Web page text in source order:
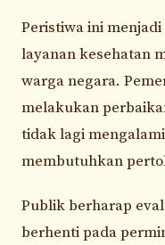
Peristiwa ini
layanan kesehatan
warga negara.
melakukan
tidak lagi
membutuhkan
Publik berharap
berhenti pada